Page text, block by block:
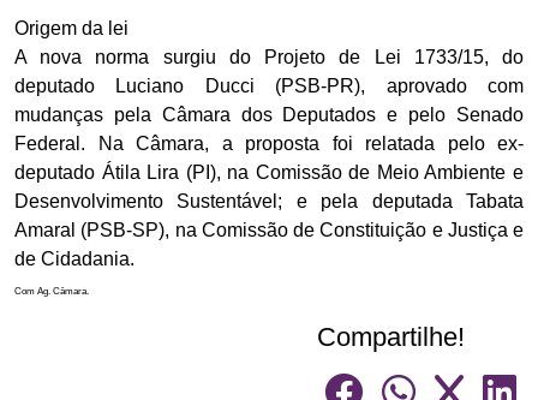
Origem da lei
A nova norma surgiu do Projeto de Lei 1733/15, do
deputado Luciano Ducci (PSB-PR), aprovado com
mudanças pela Câmara dos Deputados e pelo Senado
Federal. Na Câmara, a proposta foi relatada pelo ex-
deputado Átila Lira (PI), na Comissão de Meio Ambiente e
Desenvolvimento Sustentável; e pela deputada Tabata
Amaral (PSB-SP), na Comissão de Constituição e Justiça e
de Cidadania.
Com Ag. Câmara.
Compartilhe!